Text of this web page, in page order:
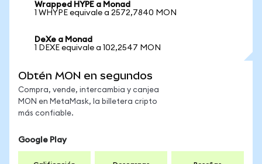
Wrapped HYPE a Monad
1 WHYPE equivale a 2572,7840 MON
DeXe a Monad
1 DEXE equivale a 102,2547 MON
Obtén MON en segundos
Compra, vende, intercambia y canjea
MON en MetaMask, la billetera cripto
más confiable.
Google Play